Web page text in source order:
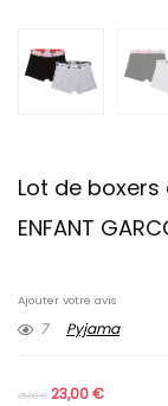
Lot de boxers
ENFANT
Ajouter votre avis
7 Pyjama
35,00€ 23,00€